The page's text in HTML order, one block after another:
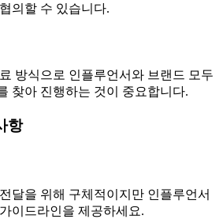
의할 수 있습니다.
방식으로 인플루언서와 브랜드 모두
찾아 진행하는 것이 중요합니다.
항
달을 위해 구체적이지만 인플루언서
이드라인을 제공하세요.